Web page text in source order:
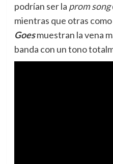
podrían ser la prom song
mientras que otras como
Goesmuestran la vena
banda con un tono